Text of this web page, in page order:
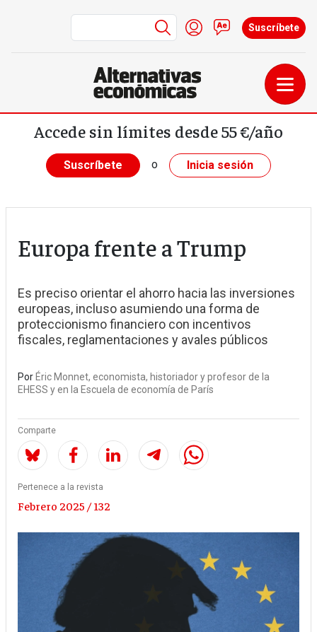
Pasar al contenido principal
Menú de cuenta de
Iniciar sesión
Contacto
Suscríbete
Accede sin límites desde 55 €/año
Suscríbete o Inicia sesión
Europa frente a Trump
Es preciso orientar el ahorro hacia las inversiones
europeas, incluso asumiendo una forma de
proteccionismo financiero con incentivos
fiscales, reglamentaciones y avales públicos
Por Éric Monnet, economista, historiador y profesor de la
EHESS y en la Escuela de economía de París
Comparte
Pertenece a la revista
Febrero 2025 / 132